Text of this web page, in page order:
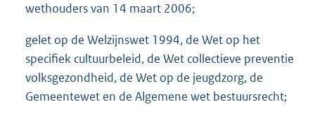
wethouders van 14 maart 2006;
gelet op de Welzijnswet 1994, de Wet op het
specifiek cultuurbeleid, de Wet collectieve preventie
volksgezondheid, de Wet op de jeugdzorg, de
Gemeentewet en de Algemene wet bestuursrecht;